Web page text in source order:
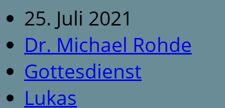
25. Juli 2021
Dr. Michael Rohde
Gottesdienst
Lukas